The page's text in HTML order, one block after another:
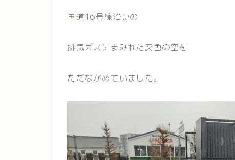
国道16号線沿いの
排気ガスにまみれた灰色の空を
ただながめていました。